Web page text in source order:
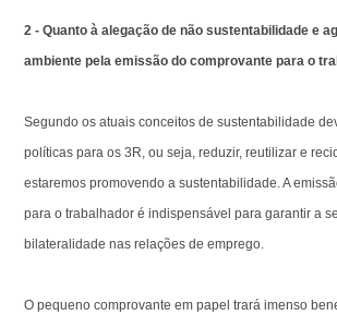
2 - Quanto à alegação de não sustentabilidade e
ambiente pela emissão do comprovante para o
Segundo os atuais conceitos de sustentabilidade
políticas para os 3R, ou seja, reduzir, reutilizar e
estaremos promovendo a sustentabilidade. A
para o trabalhador é indispensável para garantir a
bilateralidade nas relações de emprego.
O pequeno comprovante em papel trará imenso